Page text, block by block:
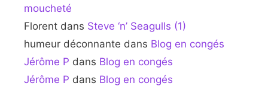
moucheté
Florent dans Steve ‘n’ Seagulls (1)
humeur déconnante dans Blog en congés
Jérôme P dans Blog en congés
Jérôme P dans Blog en congés